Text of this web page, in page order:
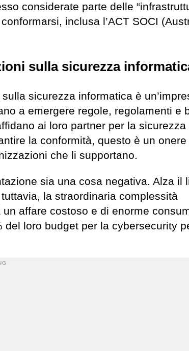
considerate parte delle
inclusa l’ACT SOCI
sulla sicurezza
sicurezza informatica è
a emergere regole, regolamenti e
ai loro partner per la sicurezza
la conformità, questo è un onere
che li supportano.
sia una cosa negativa. Alza il
la straordinaria complessità
affare costoso e di enorme
loro budget per la cybersecurity